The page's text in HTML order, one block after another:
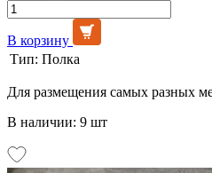
В корзину
Тип: Полка
Для размещения самых разных
В наличии: 9 шт